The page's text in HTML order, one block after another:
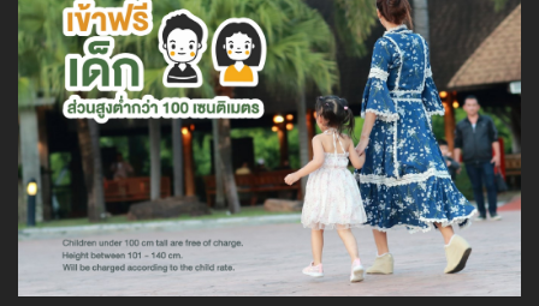
精品度假酒店
食品与饮品
纪念品店
服務項目
清邁夜間野生動物園的動物信息
采购
职位招聘新闻